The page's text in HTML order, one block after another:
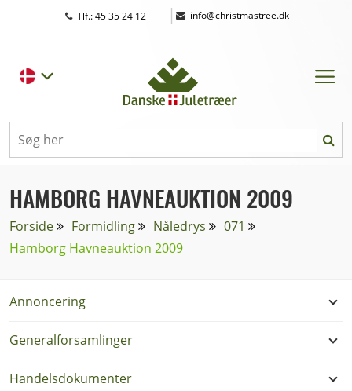
Tlf.: 45 35 24 12 | info@christmastree.dk
HAMBORG HAVNEAUKTION 2009
Forside Formidling Nåledrys
071
Hamborg Havneauktion 2009
Annoncering
Generalforsamlinger
Handelsdokumenter